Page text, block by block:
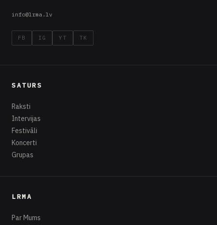
info@lrma.lv
FB IG YT TK
SATURS
Raksti
Intervijas
Festivāli
Koncerti
Grupas
LRMA
Par Mums